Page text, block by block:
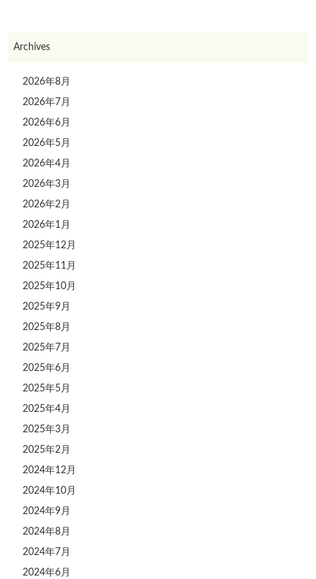
Archives
2026年8月
2026年7月
2026年6月
2026年5月
2026年4月
2026年3月
2026年2月
2026年1月
2025年12月
2025年11月
2025年10月
2025年9月
2025年8月
2025年7月
2025年6月
2025年5月
2025年4月
2025年3月
2025年2月
2024年12月
2024年10月
2024年9月
2024年8月
2024年7月
2024年6月